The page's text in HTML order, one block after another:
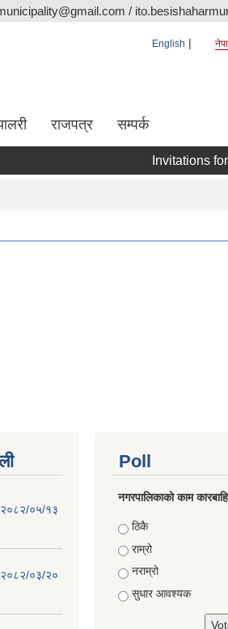
/
English
राजपत्र सम्पर्क
Invitations for
२०८२/०५/१३
२०८२/०३/२०
Poll
नगरपालिकाको काम
Choices
ठिकै
राम्रो
नराम्रो
सुधार आवश्यक